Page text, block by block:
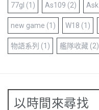
77gl (1) As109 (2) Ask
new game (1) W18 (1)
物語系列 (1) 艦隊收藏 (2)
以時間來尋找